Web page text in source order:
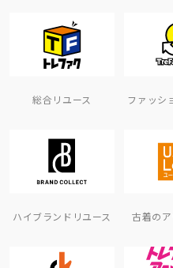
総合リユース ファッシ
ハイブランドリユース 古着の